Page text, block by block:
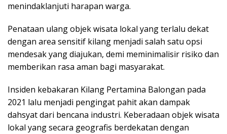
menindaklanjuti harapan warga.
Penataan ulang objek wisata lokal yang terlalu dekat
dengan area sensitif kilang menjadi salah satu opsi
mendesak yang diajukan, demi meminimalisir risiko dan
memberikan rasa aman bagi masyarakat.
Insiden kebakaran Kilang Pertamina Balongan pada
2021 lalu menjadi pengingat pahit akan dampak
dahsyat dari bencana industri. Keberadaan objek wisata
lokal yang secara geografis berdekatan dengan